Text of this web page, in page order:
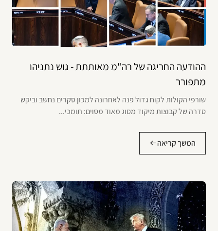
ההודעה החריגה של רה"מ מאותתת - גוש נתניהו
מתפורר
שורפי הקולות לקוח גדול פנה לאחרונה למכון סקרים נחשב וביקש
סדרה של קבוצות מיקוד מסוג מאוד מסוים: תומכי...
המשך קריאה